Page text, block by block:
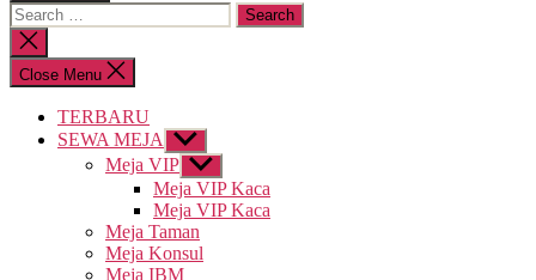
Search
for:
Close
search
Close Menu
TERBARU
SEWA MEJA
Show
sub
menu
Meja VIP Show
sub
menu
Meja VIP Kaca
Meja VIP Kaca
Meja Taman
Meja Konsul
Meja IBM